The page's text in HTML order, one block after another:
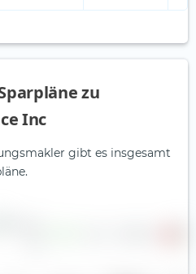
zu
Inc
gibt es insgesamt